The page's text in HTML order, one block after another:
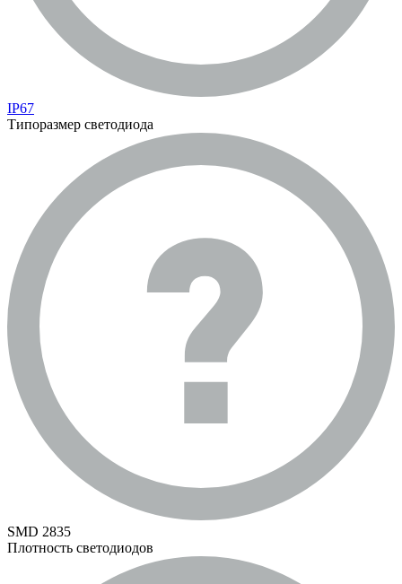
IP67
Типоразмер светодиода
SMD 2835
Плотность светодиодов